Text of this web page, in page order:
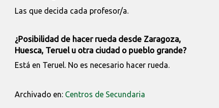
Las que decida cada profesor/a.
¿Posibilidad de hacer rueda desde Zaragoza,
Huesca, Teruel u otra ciudad o pueblo grande?
Está en Teruel. No es necesario hacer rueda.
Archivado en: Centros de Secundaria